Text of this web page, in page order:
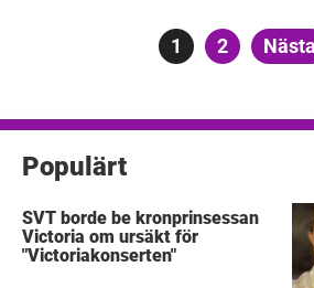
Sida
1 Sida
2 Nästa
Populärt
SVT borde be kronprinsessan
Victoria om ursäkt för
"Victoriakonserten"